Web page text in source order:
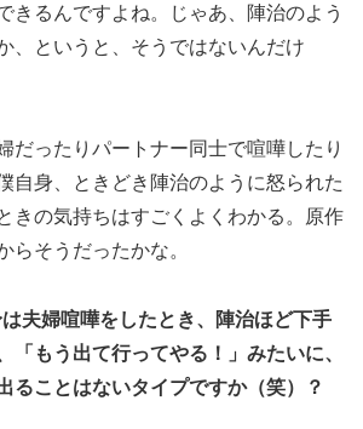
きるんですよね。じゃあ、陣治のよう
、というと、そうではないんだけ
だったりパートナー同士で喧嘩したり
身、ときどき陣治のように怒られた
きの気持ちはすごくよくわかる。原作
らそうだったかな。
夫婦喧嘩をしたとき、陣治ほど下手
「もう出て行ってやる！」みたいに、
ることはないタイプですか（笑）？